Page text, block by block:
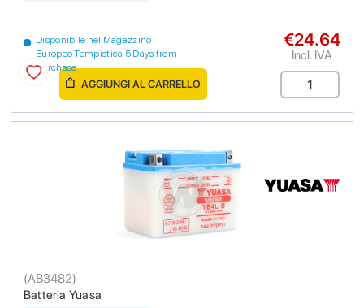
Disponibile nel Magazzino
Europeo Tempistica 5 Days from
purchase
€24.64
Incl. IVA
AGGIUNGI AL CARRELLO
Batteria Yuasa
(AB3482)